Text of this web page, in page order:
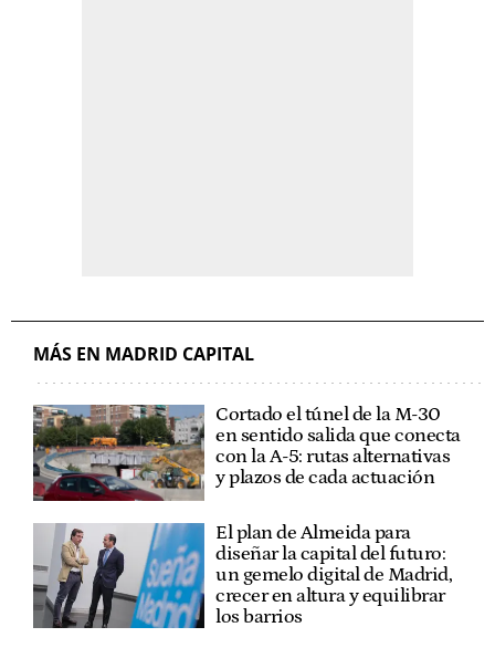
MÁS EN MADRID CAPITAL
Cortado el túnel de la M-30
en sentido salida que conecta
con la A-5: rutas alternativas
y plazos de cada actuación
El plan de Almeida para
diseñar la capital del futuro:
un gemelo digital de Madrid,
crecer en altura y equilibrar
los barrios